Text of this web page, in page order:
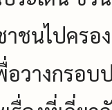
นไปครอง
อวางกรอ